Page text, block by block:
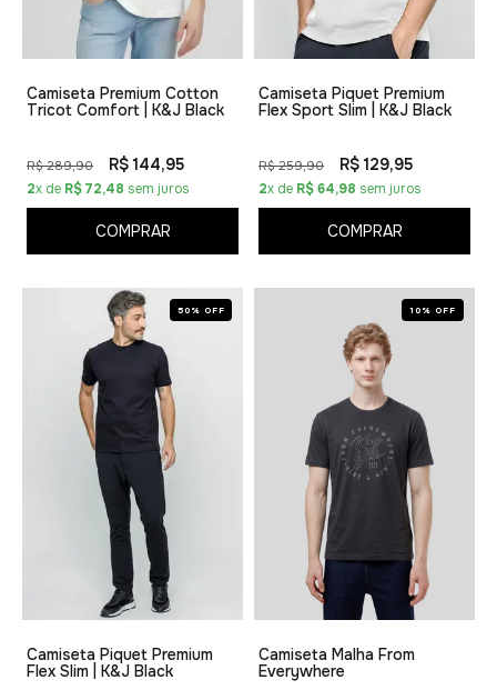
Camiseta Premium Cotton
Tricot Comfort | K&J Black
R$ 289,90 R$ 144,95
2x de R$ 72,48 sem juros
COMPRAR
Camiseta Piquet Premium
Flex Sport Slim | K&J Black
R$ 259,90 R$ 129,95
2x de R$ 64,98 sem juros
COMPRAR
50% OFF
Camiseta Piquet Premium
Flex Slim | K&J Black
10% OFF
Camiseta Malha From
Everywhere